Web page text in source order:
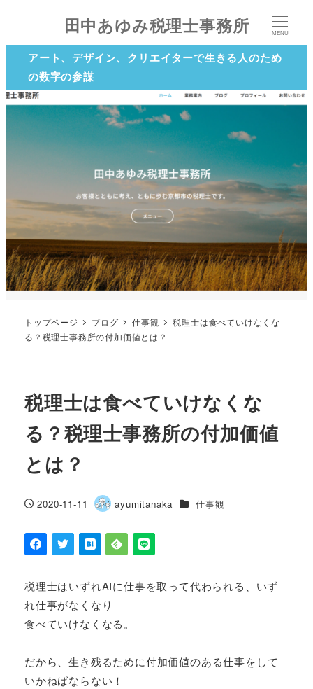
田中あゆみ税理士事務所 MENU
アート、デザイン、クリエイターで生きる人のため
の数字の参謀
トップページ ブログ 仕事観
税理士は食べていけなくな
る？税理士事務所の付加価値とは？
税理士は食べていけなくな
る？税理士事務所の付加価値
とは？
投稿日
2020-11-11
著
ayumitanaka カテゴリー
仕事観
税理士はいずれAIに仕事を取って代わられる、いず
れ仕事がなくなり
食べていけなくなる。
だから、生き残るために付加価値のある仕事をして
いかねばならない！